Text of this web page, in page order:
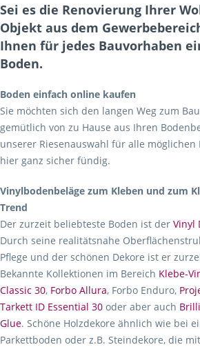
Sei es die Renovierung Ihrer
Objekt aus dem
Ihnen für jedes Bauvorhaben
Boden.
Boden einfach online kaufen
Sie möchten sich den langen Weg zum
gemütlich von zu Hause aus Ihren
unserer Riesenauswahl für alle möglichen
hier ganz sicher fündig.
Vinylbodenbeläge zum Kleben und zum
Trend
Der zurzeit beliebteste Boden ist der Vinyl
Durch seine realitätsnahe
Pflege und der schönen Dekore ist er
Bekannte Kollektionen im Bereich Klebe-
Classic 30, Forbo Allura, Forbo Enduro,
Tarkett ID Essential 30 oder aber auch
Glue. Schöne Holzdekore ähnlich wie bei
Parkettboden oder z.B. Steindekore, die